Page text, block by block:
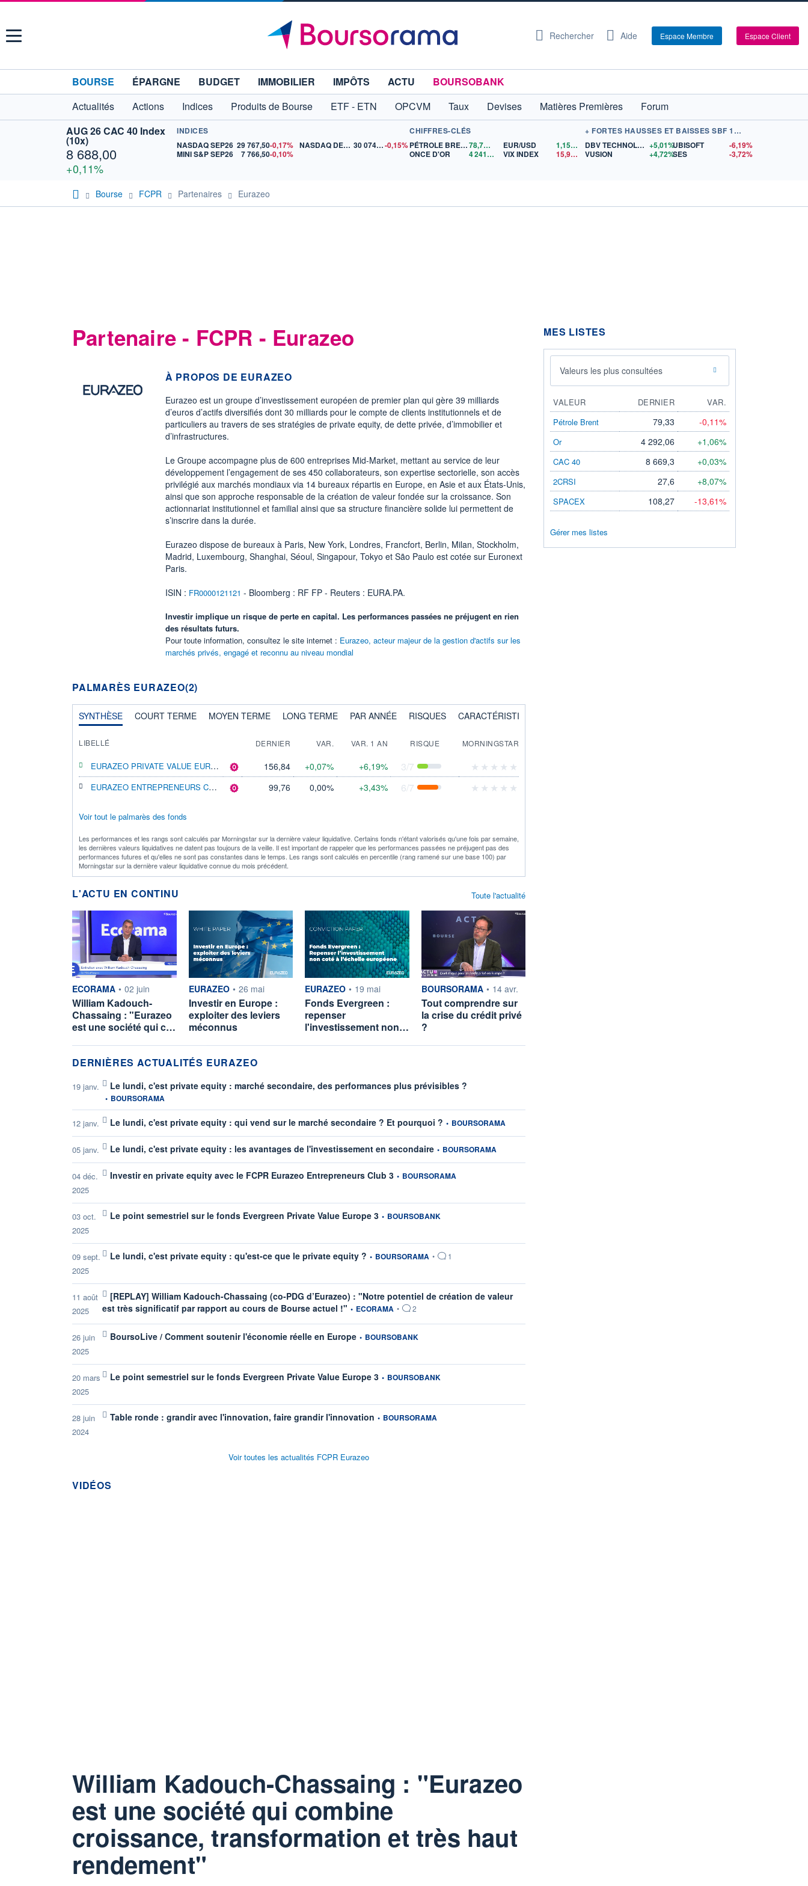
Menu Rechercher Aide Espace Membre Espace Client
BOURSE ÉPARGNE BUDGET IMMOBILIER IMPÔTS ACTU
BOURSOBANK
Actualités
Actions Indices Produits de Bourse ETF - ETN OPCVM Taux Devises Matières Premières
Forum
AUG 26 CAC 40 Index
(10x)
8 688,00
+0,11%
INDICES
NASDAQ SEP26 29 767,50-0,17%
MINI S&P SEP26
7 766,50-0,10%
NASDAQ DEC26 30 074,75-0,15%
CHIFFRES-CLÉS
PÉTROLE BRENT
78,78$US
ONCE D'OR
4 241,04 $US
EUR/USD 1,1544
$US
VIX INDEX
15,96$US
+ FORTES HAUSSES ET BAISSES SBF 120
DBV TECHNOLOGIES +5,01%
VUSION
+4,72%
UBISOFT
-6,19%
SES
-3,72%
Bourse FCPR Partenaires Eurazeo
Partenaire - FCPR - Eurazeo
À PROPOS DE EURAZEO
Eurazeo est un groupe d’investissement européen de premier plan qui gère 39 milliards
d’euros d’actifs diversifiés dont 30 milliards pour le compte de clients institutionnels et de
particuliers au travers de ses stratégies de private equity, de dette privée, d’immobilier et
d’infrastructures.
Le Groupe accompagne plus de 600 entreprises Mid-Market, mettant au service de leur
développement l’engagement de ses 450 collaborateurs, son expertise sectorielle, son accès
privilégié aux marchés mondiaux via 14 bureaux répartis en Europe, en Asie et aux États-Unis,
ainsi que son approche responsable de la création de valeur fondée sur la croissance. Son
actionnariat institutionnel et familial ainsi que sa structure financière solide lui permettent de
s’inscrire dans la durée.
Eurazeo dispose de bureaux à Paris, New York, Londres, Francfort, Berlin, Milan, Stockholm,
Madrid, Luxembourg, Shanghai, Séoul, Singapour, Tokyo et São Paulo est cotée sur Euronext
Paris.
ISIN : FR0000121121 - Bloomberg : RF FP - Reuters : EURA.PA.
Investir implique un risque de perte en capital. Les performances passées ne préjugent en rien
des résultats futurs.
Pour toute information, consultez le site internet : Eurazeo, acteur majeur de la gestion d'actifs sur les
marchés privés, engagé et reconnu au niveau mondial
PALMARÈS EURAZEO(2)
SYNTHÈSE COURT TERME MOYEN TERME LONG TERME PAR ANNÉE RISQUES CARACTÉRISTIQUES
LIBELLÉ DERNIER VAR. VAR. 1 AN RISQUE MORNINGSTAR
EURAZEO PRIVATE VALUE EUROPE 3 A 156,84 +0,07% +6,19% 3/7
EURAZEO ENTREPRENEURS CLUB 3 A 99,76 0,00% +3,43% 6/7
Voir tout le palmarès des fonds
Les performances et les rangs sont calculés par Morningstar sur la dernière valeur liquidative. Certains fonds n'étant valorisés qu'une fois par semaine,
les dernières valeurs liquidatives ne datent pas toujours de la veille. Il est important de rappeler que les performances passées ne préjugent pas des
performances futures et qu'elles ne sont pas constantes dans le temps. Les rangs sont calculés en percentile (rang ramené sur une base 100) par
Morningstar sur la dernière valeur liquidative connue du mois précédent.
L'ACTU EN CONTINU
information fournie par
ECORAMA • 02 juin
William Kadouch-
Chassaing : "Eurazeo
est une société qui c…
information fournie par
EURAZEO • 26 mai
Investir en Europe :
exploiter des leviers
méconnus
information fournie par
EURAZEO • 19 mai
Fonds Evergreen :
repenser
l'investissement non…
information fournie par
BOURSORAMA • 14 avr.
Tout comprendre sur
la crise du crédit privé
?
Toute l'actualité
DERNIÈRES ACTUALITÉS EURAZEO
19 janv. Le lundi, c'est private equity : marché secondaire, des performances plus prévisibles ?
• BOURSORAMA
12 janv. Le lundi, c'est private equity : qui vend sur le marché secondaire ? Et pourquoi ? information fournie par
• BOURSORAMA
05 janv. Le lundi, c'est private equity : les avantages de l'investissement en secondaire information fournie par
• BOURSORAMA
04 déc.
2025
Investir en private equity avec le FCPR Eurazeo Entrepreneurs Club 3 information fournie par
• BOURSORAMA
03 oct.
2025
Le point semestriel sur le fonds Evergreen Private Value Europe 3 information fournie par
• BOURSOBANK
09 sept.
2025
Le lundi, c'est private equity : qu'est-ce que le private equity ? information fournie par
• BOURSORAMA • 1
11 août
2025
[REPLAY] William Kadouch-Chassaing (co-PDG d’Eurazeo) : "Notre potentiel de création de valeur
est très significatif par rapport au cours de Bourse actuel !" information fournie par
• ECORAMA • 2
26 juin
2025
BoursoLive / Comment soutenir l'économie réelle en Europe information fournie par
• BOURSOBANK
20 mars
2025
Le point semestriel sur le fonds Evergreen Private Value Europe 3 information fournie par
• BOURSOBANK
28 juin
2024
Table ronde : grandir avec l'innovation, faire grandir l'innovation information fournie par
• BOURSORAMA
Voir toutes les actualités FCPR Eurazeo
VIDÉOS
William Kadouch-Chassaing : "Eurazeo
est une société qui combine
croissance, transformation et très haut
rendement"
MES LISTES
Valeurs les plus consultées
VALEUR DERNIER
VAR.
Pétrole Brent
79,33 -0,11%
Or 4 292,06 +1,06%
CAC 40 8 669,3 +0,03%
2CRSI 27,6 +8,07%
SPACEX 108,27 -13,61%
Gérer mes listes